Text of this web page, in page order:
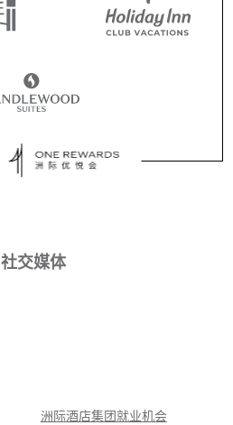
社交媒体
洲际酒店集团就业机会